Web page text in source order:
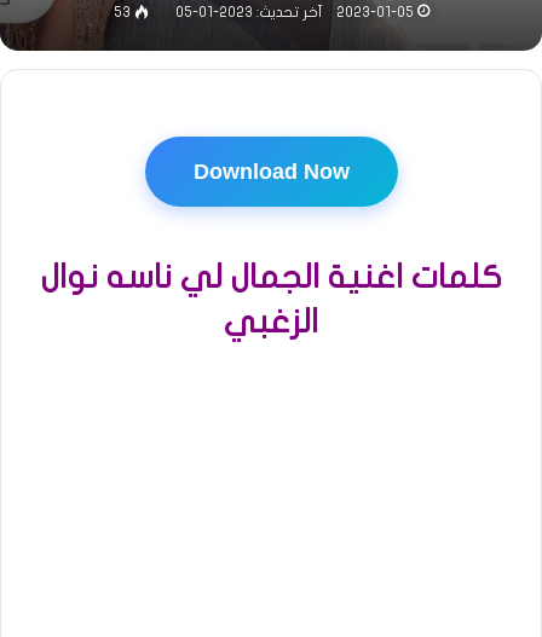
2023-01-05 آخر تحديث: 2023-01-05 53
Download Now
كلمات اغنية الجمال لي ناسه نوال
الزغبي